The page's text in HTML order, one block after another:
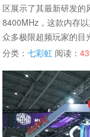
区展示了其最新研发的
8400MHz，这款内存
众多极限超频玩家的目
分类：七彩虹 阅读：